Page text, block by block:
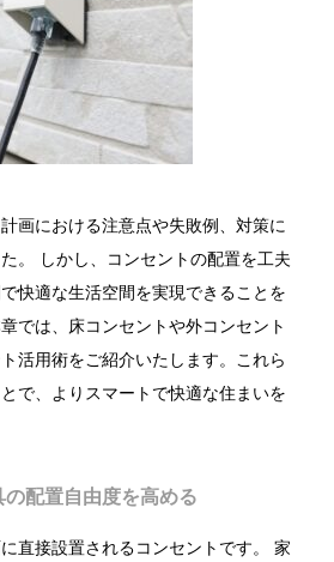
画における注意点や失敗例、対策に
。 しかし、コンセントの配置を工夫
快適な生活空間を実現できることを
では、床コンセントや外コンセント
活用術をご紹介いたします。これら
で、よりスマートで快適な住まいを
配置自由度を高める
直接設置されるコンセントです。 家